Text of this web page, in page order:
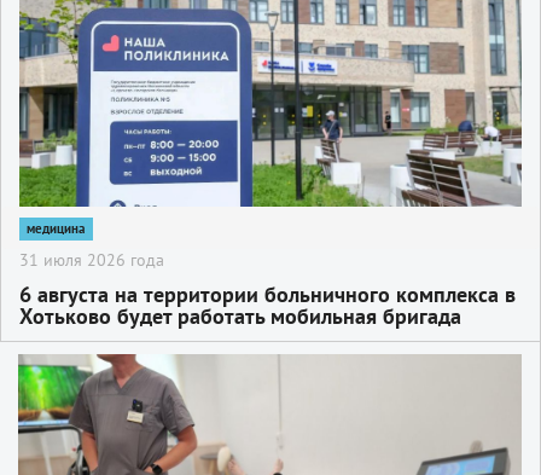
медицина
31 июля 2026 года
6 августа на территории больничного комплекса в
Хотьково будет работать мобильная бригада
НИКИ детства.
2